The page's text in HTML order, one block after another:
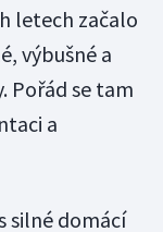
letech začalo
výbušné a
Pořád se tam
a
silné domácí